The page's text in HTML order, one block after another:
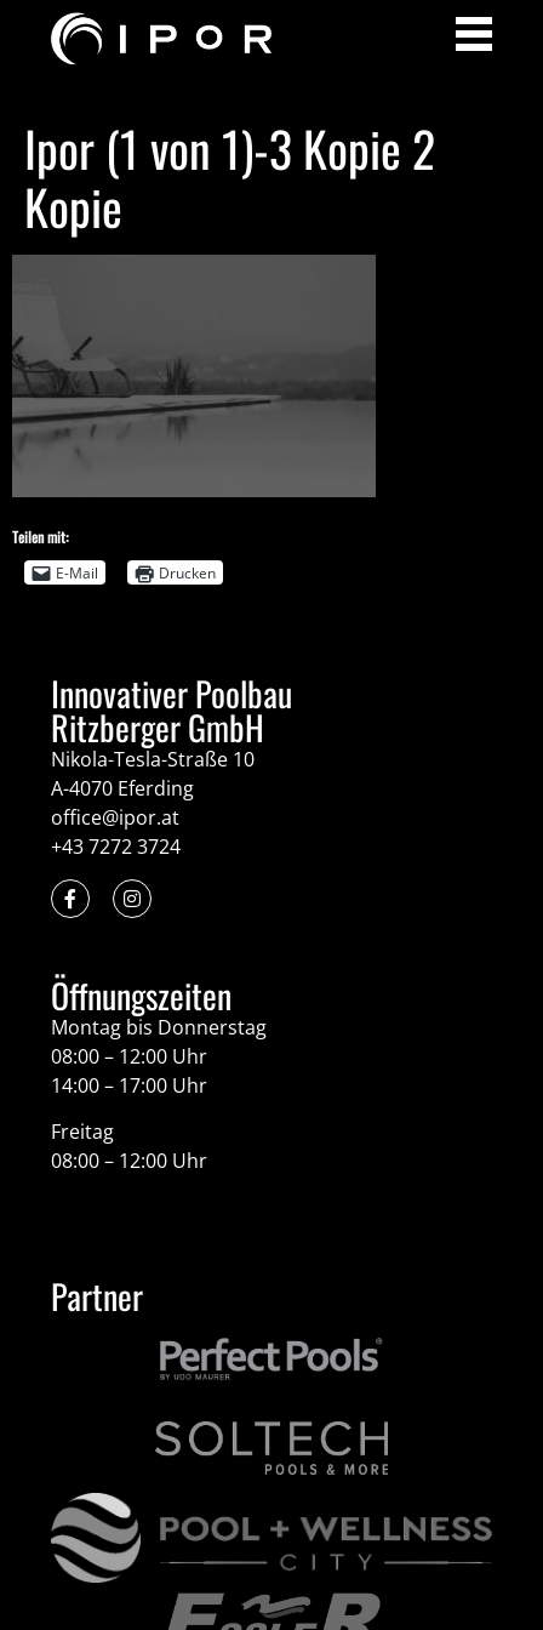
Ipor (1 von 1)-3 Kopie 2
Kopie
Teilen mit:
E-Mail
Drucken
Innovativer Poolbau
Ritzberger GmbH
Nikola-Tesla-Straße 10
A-4070 Eferding
office@ipor.at
+43 7272 3724
Öffnungszeiten
Montag bis Donnerstag
08:00 – 12:00 Uhr
14:00 – 17:00 Uhr
Freitag
08:00 – 12:00 Uhr
Partner